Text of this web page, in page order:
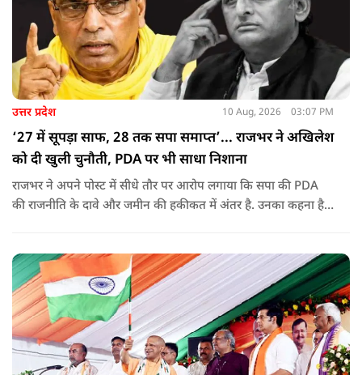
उत्तर प्रदेश 10 Aug, 2026 03:07 PM
‘27 में सूपड़ा साफ, 28 तक सपा समाप्त’... राजभर ने अखिलेश
को दी खुली चुनौती, PDA पर भी साधा निशाना
राजभर ने अपने पोस्ट में सीधे तौर पर आरोप लगाया कि सपा की PDA
की राजनीति के दावे और जमीन की हकीकत में अंतर है. उनका कहना है
चाहिए.